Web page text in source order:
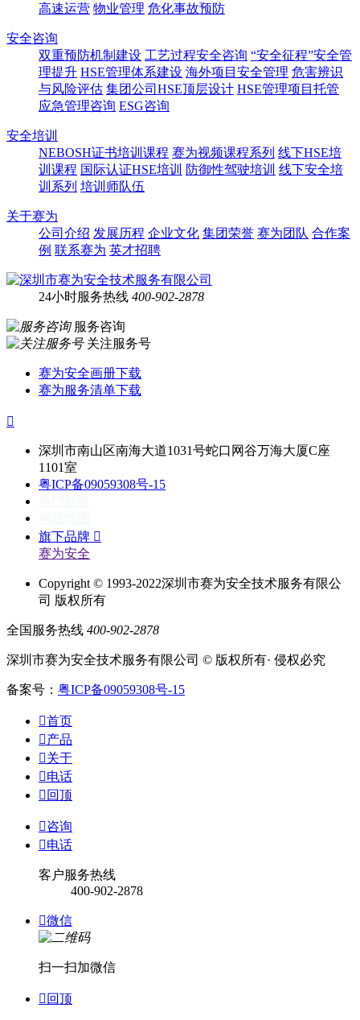
高速运营 物业管理 危化事故预防
安全咨询
双重预防机制建设 工艺过程安全咨询 “安全征程”安全管
理提升 HSE管理体系建设 海外项目安全管理 危害辨识
与风险评估 集团公司HSE顶层设计 HSE管理项目托管
应急管理咨询 ESG咨询
安全培训
NEBOSH证书培训课程 赛为视频课程系列 线下HSE培
训课程 国际认证HSE培训 防御性驾驶培训 线下安全培
训系列 培训师队伍
关于赛为
公司介绍 发展历程 企业文化 集团荣誉 赛为团队 合作案
例 联系赛为 英才招聘
24小时服务热线 400-902-2878
服务咨询
关注服务号
赛为安全画册下载
赛为服务清单下载

深圳市南山区南海大道1031号蛇口网谷万海大厦C座
1101室
粤ICP备09059308号-15
旗下品牌 
赛为安全
Copyright © 1993-2022深圳市赛为安全技术服务有限公
司 版权所有
全国服务热线 400-902-2878
深圳市赛为安全技术服务有限公司 © 版权所有· 侵权必究
备案号： 粤ICP备09059308号-15
首页
产品
关于
电话
 回顶
咨询
电话
客户服务热线
400-902-2878
微信
扫一扫加微信
 回顶